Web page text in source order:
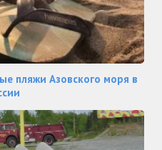
пляжи Азовского моря в